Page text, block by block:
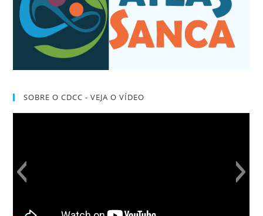
SOBRE O CDCC - VEJA O VÍDEO